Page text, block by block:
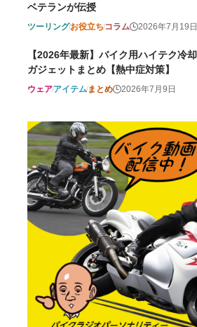
ベテランが伝授
ツーリングお役立ちコラム 2026年7月19日
【2026年最新】バイク用ハイテク冷却
ガジェットまとめ【熱中症対策】
ウェアアイテムまとめ 2026年7月9日